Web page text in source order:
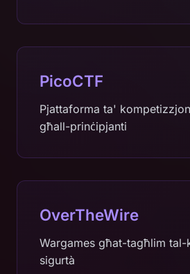
PicoCTF
Pjattaforma ta'
għall-prinċipjanti
OverTheWire
Wargames għat-tagħlim tal-
sigurtà